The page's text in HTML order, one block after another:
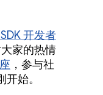
开发者
家的热情
，参与社
始。